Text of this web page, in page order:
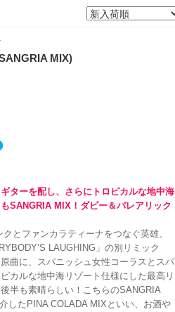
MIX)
ターを配し、さらにトロピカルな地中海
SANGRIA MIX！ダビー＆バレアリック
とファンカラティーナをつなぐ英雄、
LAUGHING」の別リミック
曲に、スパニッシュ女性コーラスとスパ
カルな地中海リゾート仕様にした最高リ
半も素晴らしい！こちらのSANGRIA
したPINA COLADA MIXといい、お酒や